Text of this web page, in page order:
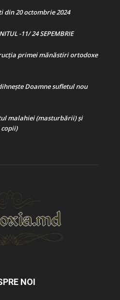
din 20 octombrie 2024
-11/ 24 SEPEMBRIE
primei mănăstiri ortodoxe
Doamne sufletul nou
malahiei (masturbării) şi
NOI